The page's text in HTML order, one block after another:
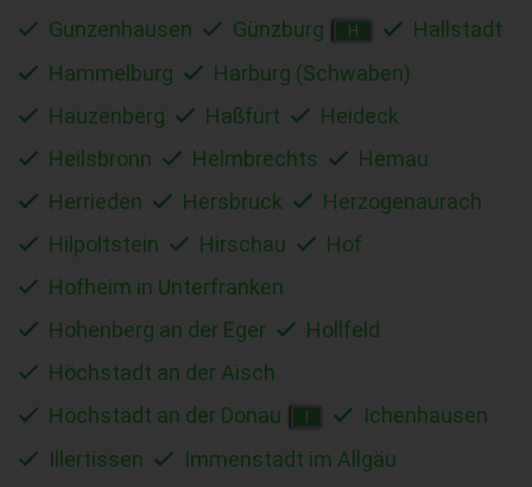
Gunzenhausen
Günzburg H
Hallstadt
Hammelburg
Harburg (Schwaben)
Hauzenberg
Haßfurt
Heideck
Heilsbronn
Helmbrechts
Hemau
Herrieden
Hersbruck
Herzogenaurach
Hilpoltstein
Hirschau
Hof
Hofheim in Unterfranken
Hohenberg an der Eger
Hollfeld
Höchstadt an der Aisch
Höchstädt an der Donau
Ichenhausen
Illertissen
Immenstadt im Allgäu